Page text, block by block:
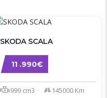
11 .990€
SKODA SCALA
999 cm3
145000 Km